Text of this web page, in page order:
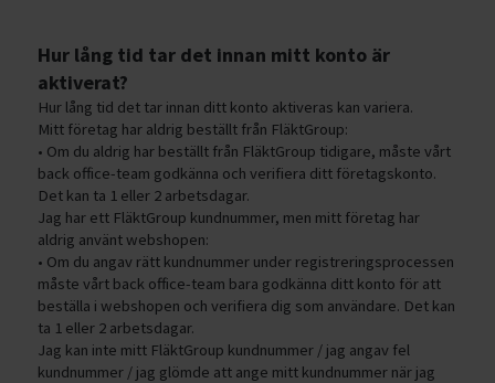
Hur lång tid tar det innan mitt konto är
aktiverat?
Hur lång tid det tar innan ditt konto aktiveras kan variera.
Mitt företag har aldrig beställt från FläktGroup:
• Om du aldrig har beställt från FläktGroup tidigare, måste vårt
back office-team godkänna och verifiera ditt företagskonto.
Det kan ta 1 eller 2 arbetsdagar.
Jag har ett FläktGroup kundnummer, men mitt företag har
aldrig använt webshopen:
• Om du angav rätt kundnummer under registreringsprocessen
måste vårt back office-team bara godkänna ditt konto för att
beställa i webshopen och verifiera dig som användare. Det kan
ta 1 eller 2 arbetsdagar.
Jag kan inte mitt FläktGroup kundnummer / jag angav fel
kundnummer / jag glömde att ange mitt kundnummer när jag